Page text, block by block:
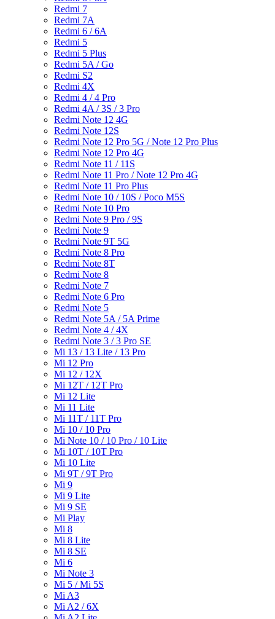
Redmi 7
Redmi 7A
Redmi 6 / 6A
Redmi 5
Redmi 5 Plus
Redmi 5A / Go
Redmi S2
Redmi 4X
Redmi 4 / 4 Pro
Redmi 4A / 3S / 3 Pro
Redmi Note 12 4G
Redmi Note 12S
Redmi Note 12 Pro 5G / Note 12 Pro Plus
Redmi Note 12 Pro 4G
Redmi Note 11 / 11S
Redmi Note 11 Pro / Note 12 Pro 4G
Redmi Note 11 Pro Plus
Redmi Note 10 / 10S / Poco M5S
Redmi Note 10 Pro
Redmi Note 9 Pro / 9S
Redmi Note 9
Redmi Note 9T 5G
Redmi Note 8 Pro
Redmi Note 8T
Redmi Note 8
Redmi Note 7
Redmi Note 6 Pro
Redmi Note 5
Redmi Note 5A / 5A Prime
Redmi Note 4 / 4X
Redmi Note 3 / 3 Pro SE
Mi 13 / 13 Lite / 13 Pro
Mi 12 Pro
Mi 12 / 12X
Mi 12T / 12T Pro
Mi 12 Lite
Mi 11 Lite
Mi 11T / 11T Pro
Mi 10 / 10 Pro
Mi Note 10 / 10 Pro / 10 Lite
Mi 10T / 10T Pro
Mi 10 Lite
Mi 9T / 9T Pro
Mi 9
Mi 9 Lite
Mi 9 SE
Mi Play
Mi 8
Mi 8 Lite
Mi 8 SE
Mi 6
Mi Note 3
Mi 5 / Mi 5S
Mi A3
Mi A2 / 6X